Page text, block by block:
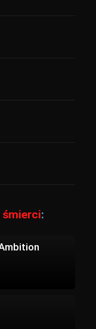
śmierci: